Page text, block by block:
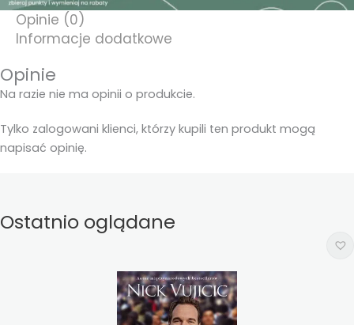
Opinie (0)
Informacje dodatkowe
Opinie
Na razie nie ma opinii o produkcie.
Tylko zalogowani klienci, którzy kupili ten produkt mogą
napisać opinię.
Ostatnio oglądane